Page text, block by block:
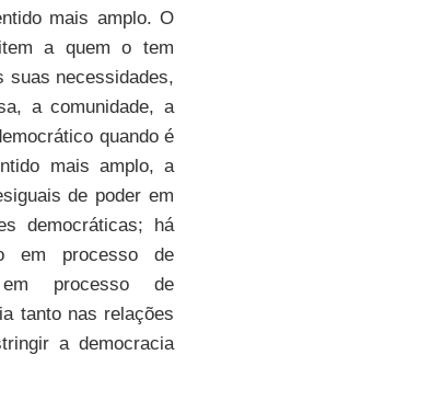
mais amplo. O
a quem o tem
suas necessidades,
a comunidade, a
quando é
mais amplo, a
de poder em
democráticas; há
em processo de
processo de
tanto nas relações
a democracia